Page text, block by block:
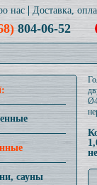
нас Доставка,
804-06-52
сауны